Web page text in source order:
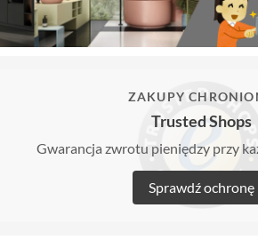
ZAKUPY
Trusted Shops
Gwarancja zwrotu pieniędzy przy
Sprawdź ochronę